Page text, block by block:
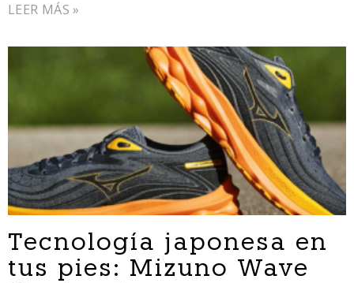
LEER MÁS »
Tecnología japonesa en
tus pies: Mizuno Wave